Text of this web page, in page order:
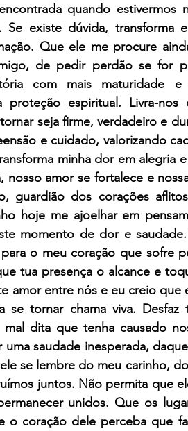
quando estivermos
Se existe dúvida, transforma
Que ele me procure
de pedir perdão se for
com mais maturidade
proteção espiritual. Livra-
seja firme, verdadeiro e
e cuidado, valorizando
minha dor em alegria
nosso amor se fortalece e
guardião dos corações
hoje me ajoelhar em
momento de dor e
o meu coração que sofre
tua presença o alcance e
amor entre nós e eu creio
se tornar chama viva.
dita que tenha causado
uma saudade inesperada,
se lembre do meu carinho,
juntos. Não permita que
unidos. Que os
o coração dele perceba que